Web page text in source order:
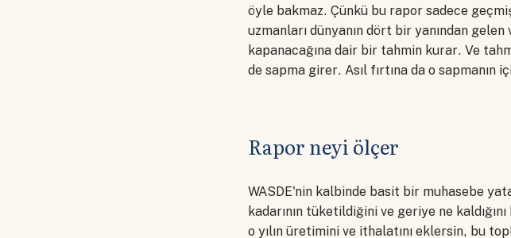
öyle bakmaz. Çünkü bu rapor sadece
uzmanları dünyanın dört bir yanından
kapanacağına dair bir tahmin kurar. Ve
de sapma girer. Asıl fırtına da o sapmanın
Rapor neyi ölçer
WASDE'nin kalbinde basit bir muhasebe
kadarının tüketildiğini ve geriye ne
o yılın üretimini ve ithalatını eklersin, bu